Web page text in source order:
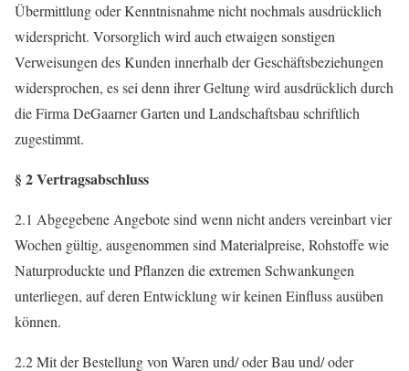
Übermittlung oder Kenntnisnahme nicht nochmals ausdrücklich
widerspricht. Vorsorglich wird auch etwaigen sonstigen
Verweisungen des Kunden innerhalb der Geschäftsbeziehungen
widersprochen, es sei denn ihrer Geltung wird ausdrücklich durch
die Firma DeGaarner Garten und Landschaftsbau schriftlich
zugestimmt.
§ 2 Vertragsabschluss
2.1 Abgegebene Angebote sind wenn nicht anders vereinbart vier
Wochen gültig, ausgenommen sind Materialpreise, Rohstoffe wie
Naturproduckte und Pflanzen die extremen Schwankungen
unterliegen, auf deren Entwicklung wir keinen Einfluss ausüben
können.
2.2 Mit der Bestellung von Waren und/ oder Bau und/ oder